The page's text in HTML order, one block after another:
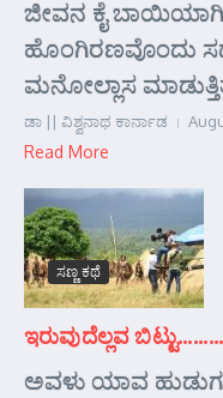
ಜೀವನ ಕೈ
ಹೊಂಗಿರಣವೊಂದು
ಮನೋಲ್ಲಾಸ
ಡಾ || ವಿಶ್ವನಾಥ ಕಾರ್ನಾಡ
Read More
ಸಣ್ಣ ಕಥೆ
ಇರುವುದೆಲ್ಲವ ಬಿಟ್ಟು………
ಅವಳು ಯಾವ